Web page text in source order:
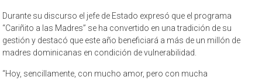
Durante su discurso el jefe de Estado expresó que el programa
“Cariñito a las Madres” se ha convertido en una tradición de su
gestión y destacó que este año beneficiará a más de un millón de
madres dominicanas en condición de vulnerabilidad.
“Hoy, sencillamente, con mucho amor, pero con mucha